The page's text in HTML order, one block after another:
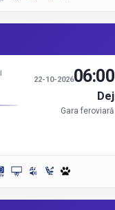
22-10-202606:00
Dej
Gara feroviară